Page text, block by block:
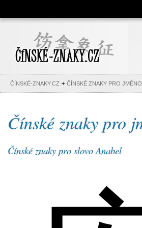
Čínské znaky, česko-čínský
slovník, abeceda, jména,
tetování
ČÍNSKÉ-ZNAKY.CZ ČÍNSKÉ ZNAKY PRO JMÉNO
Čínské znaky pro
Čínské znaky pro slovo Anabel